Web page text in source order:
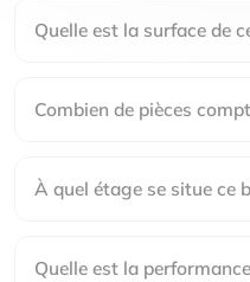
Quelle est la surface de
Combien de pièces
À quel étage se situe ce
Quelle est la